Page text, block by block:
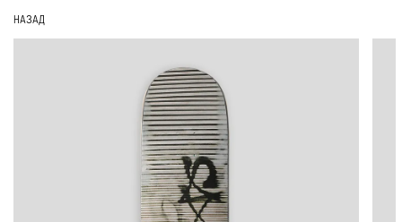
НАЗАД